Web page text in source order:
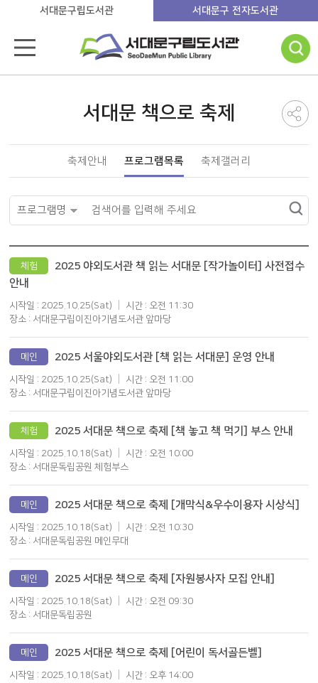
서대문구립도서관 서대문구 전자도서관
서대문 책으로 축제
축제안내 프로그램목록 축제갤러리
체험
2025 야외도서관 책 읽는 서대문 [작가놀이터] 사전접수
안내
시작일 : 2025.10.25(Sat)
시간 : 오전 11:30
장소 : 서대문구립이진아기념도서관 앞마당
메인 2025 서울야외도서관 [책 읽는 서대문] 운영 안내
시작일 : 2025.10.25(Sat)
시간 : 오전 11:00
장소 : 서대문구립이진아기념도서관 앞마당
체험 2025 서대문 책으로 축제 [책 놓고 책 먹기] 부스 안내
시작일 : 2025.10.18(Sat)
시간 : 오전 10:00
장소 : 서대문독립공원 체험부스
메인 2025 서대문 책으로 축제 [개막식&우수이용자 시상식]
시작일 : 2025.10.18(Sat)
시간 : 오전 10:30
장소 : 서대문독립공원 메인무대
메인 2025 서대문 책으로 축제 [자원봉사자 모집 안내]
시작일 : 2025.10.18(Sat)
시간 : 오전 09:30
장소 : 서대문독립공원
메인 2025 서대문 책으로 축제 [어린이 독서골든벨]
시작일 : 2025.10.18(Sat)
시간 : 오후 14:00